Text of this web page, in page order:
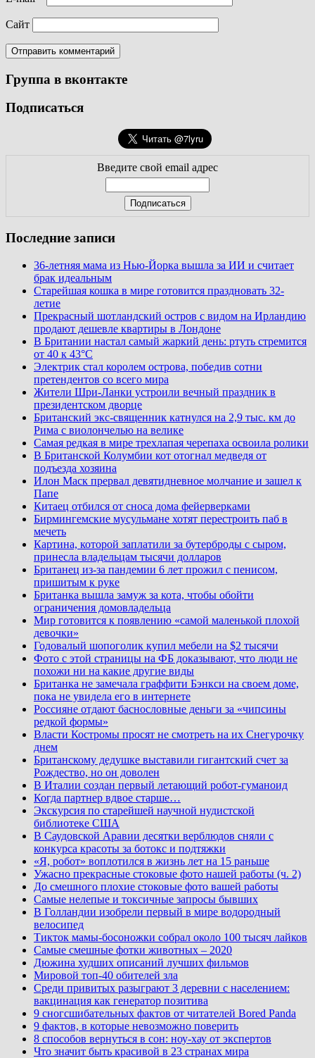
Сайт
Группа в вконтакте
Подписаться
Введите свой email адрес
Последние записи
36-летняя мама из Нью-Йорка вышла за ИИ и считает
брак идеальным
Старейшая кошка в мире готовится праздновать 32-
летие
Прекрасный шотландский остров с видом на Ирландию
продают дешевле квартиры в Лондоне
В Британии настал самый жаркий день: ртуть стремится
от 40 к 43°C
Электрик стал королем острова, победив сотни
претендентов со всего мира
Жители Шри-Ланки устроили вечный праздник в
президентском дворце
Британский экс-священник катнулся на 2,9 тыс. км до
Рима с виолончелью на велике
Самая редкая в мире трехлапая черепаха освоила ролики
В Британской Колумбии кот отогнал медведя от
подъезда хозяина
Илон Маск прервал девятидневное молчание и зашел к
Папе
Китаец отбился от сноса дома фейерверками
Бирмингемские мусульмане хотят перестроить паб в
мечеть
Картина, которой заплатили за бутерброды с сыром,
принесла владельцам тысячи долларов
Британец из-за пандемии 6 лет прожил с пенисом,
пришитым к руке
Британка вышла замуж за кота, чтобы обойти
ограничения домовладельца
Мир готовится к появлению «самой маленькой плохой
девочки»
Годовалый шопоголик купил мебели на $2 тысячи
Фото с этой страницы на ФБ доказывают, что люди не
похожи ни на какие другие виды
Британка не замечала граффити Бэнкси на своем доме,
пока не увидела его в интернете
Россияне отдают баснословные деньги за «чипсины
редкой формы»
Власти Костромы просят не смотреть на их Снегурочку
днем
Британскому дедушке выставили гигантский счет за
Рождество, но он доволен
В Италии создан первый летающий робот-гуманоид
Когда партнер вдвое старше…
Экскурсия по старейшей научной нудистской
библиотеке США
В Саудовской Аравии десятки верблюдов сняли с
конкурса красоты за ботокс и подтяжки
«Я, робот» воплотился в жизнь лет на 15 раньше
Ужасно прекрасные стоковые фото нашей работы (ч. 2)
До смешного плохие стоковые фото вашей работы
Самые нелепые и токсичные запросы бывших
В Голландии изобрели первый в мире водородный
велосипед
Тикток мамы-босоножки собрал около 100 тысяч лайков
Самые смешные фотки животных – 2020
Дюжина худших описаний лучших фильмов
Мировой топ-40 обителей зла
Среди привитых разыграют 3 деревни с населением:
вакцинация как генератор позитива
9 сногсшибательных фактов от читателей Bored Panda
9 фактов, в которые невозможно поверить
8 способов вернуться в сон: ноу-хау от экспертов
Что значит быть красивой в 23 странах мира